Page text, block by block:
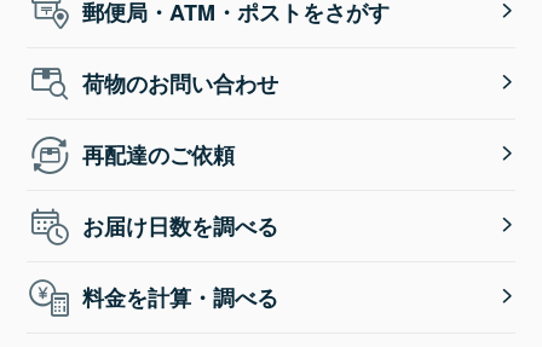
郵便局・ATM・ポストをさがす
荷物のお問い合わせ
再配達のご依頼
お届け日数を調べる
料金を計算・調べる